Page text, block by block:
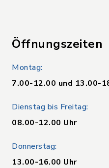
Öffnungszeiten
Montag:
7.00-12.00 und 13.00-
Dienstag bis Freitag:
08.00-12.00 Uhr
Donnerstag:
13.00-16.00 Uhr